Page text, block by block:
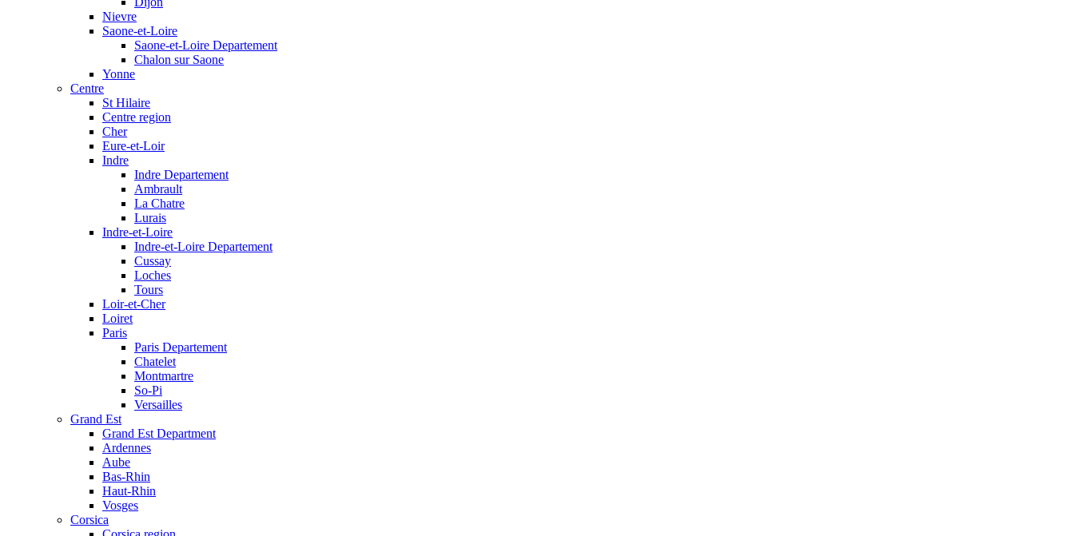
Nievre
Saone-et-Loire
Saone-et-Loire Departement
Chalon sur Saone
Yonne
Centre
St Hilaire
Centre region
Cher
Eure-et-Loir
Indre
Indre Departement
Ambrault
La Chatre
Lurais
Indre-et-Loire
Indre-et-Loire Departement
Cussay
Loches
Tours
Loir-et-Cher
Loiret
Paris
Paris Departement
Chatelet
Montmartre
So-Pi
Versailles
Grand Est
Grand Est Department
Ardennes
Aube
Bas-Rhin
Haut-Rhin
Vosges
Corsica